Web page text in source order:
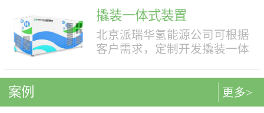
需求，定制满足中国标准（例
如GB50516, GB/T 43674等）、
欧盟标准（例如IEC 60069, EN
内的使用要求。公司的产品已
在国内、欧盟、日本、塞尔维
统项目经验，公司具有5000套
年生产能力。公司可根据客户
需求，对不同车型提供合理且
最优的设计方案，并根据安装
求进行定制化的设计，为客户
匹配最佳的设计方案。车载氢
系统设计制造遵循GB/T
撬装一体式装置
北京派瑞华氢能源公司可根据
客户需求，定制开发撬装一体
体可细分为大型撬装装置、小
型撬装装置、制氢加氢一体机
和小型加氢装置，以上装置在
案例 更多>